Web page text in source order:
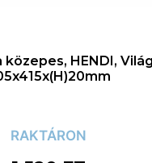
HENDI,
RAKTÁRON